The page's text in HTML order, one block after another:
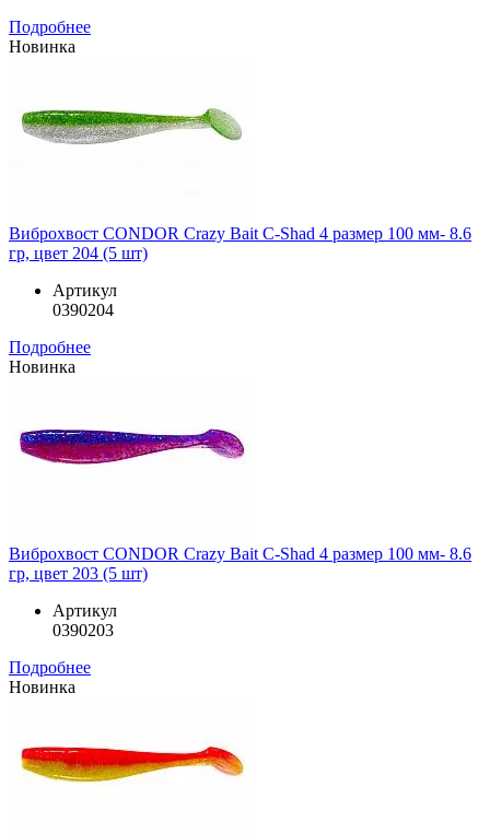
Подробнее
Новинка
Виброхвост CONDOR Crazy Bait C-Shad 4 размер 100 мм- 8.6
гр, цвет 204 (5 шт)
Артикул
0390204
Подробнее
Новинка
Виброхвост CONDOR Crazy Bait C-Shad 4 размер 100 мм- 8.6
гр, цвет 203 (5 шт)
Артикул
0390203
Подробнее
Новинка